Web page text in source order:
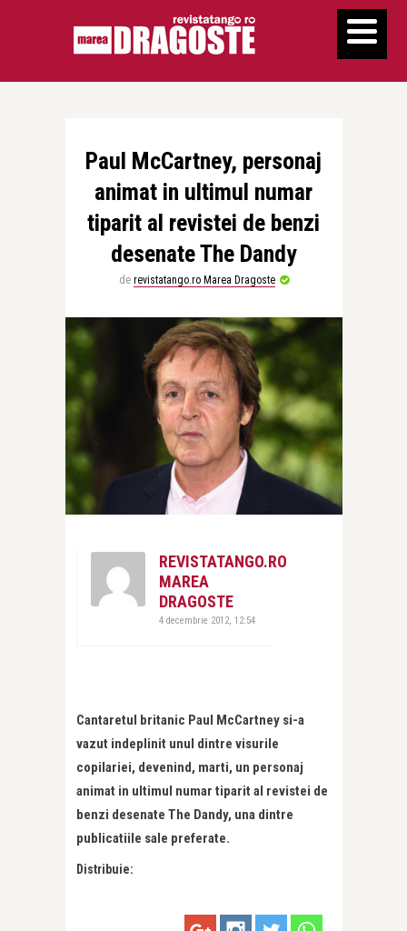
Paul McCartney, personaj
animat in ultimul numar
tiparit al revistei de benzi
desenate The Dandy
de revistatango.ro Marea Dragoste
REVISTATANGO.RO
MAREA
DRAGOSTE
4 decembrie 2012, 12:54
Cantaretul britanic Paul McCartney si-a
vazut indeplinit unul dintre visurile
copilariei, devenind, marti, un personaj
animat in ultimul numar tiparit al revistei de
benzi desenate The Dandy, una dintre
publicatiile sale preferate.
Distribuie: